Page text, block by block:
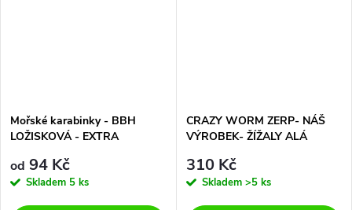
Mořské karabinky - BBH
LOŽISKOVÁ - EXTRA
od 94 Kč
Skladem 5 ks
CRAZY WORM ZERP- NÁŠ
VÝROBEK- ŽÍŽALY ALÁ
BALENÍ
310 Kč
Skladem >5 ks